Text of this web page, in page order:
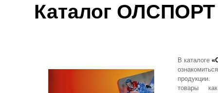
Каталог ОЛСПОРТ
В каталоге
продукции.
товары